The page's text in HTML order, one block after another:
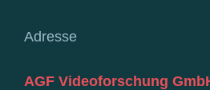
Adresse
AGF Videoforschung